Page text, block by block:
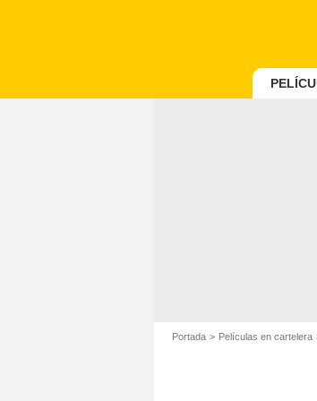
Portada Películas en cartelera